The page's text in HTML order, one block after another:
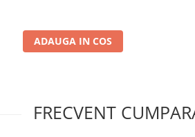
ADAUGA IN COS
FRECVENT